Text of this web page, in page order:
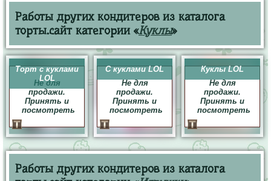
Работы других кондитеров из каталога
торты.сайт категории «Куклы»
Торт с куклами
LOL
Не для
продажи.
Принять и
посмотреть
С куклами LOL
Не для
продажи.
Принять и
посмотреть
Куклы LOL
Не для
продажи.
Принять и
посмотреть
Работы других кондитеров из каталога